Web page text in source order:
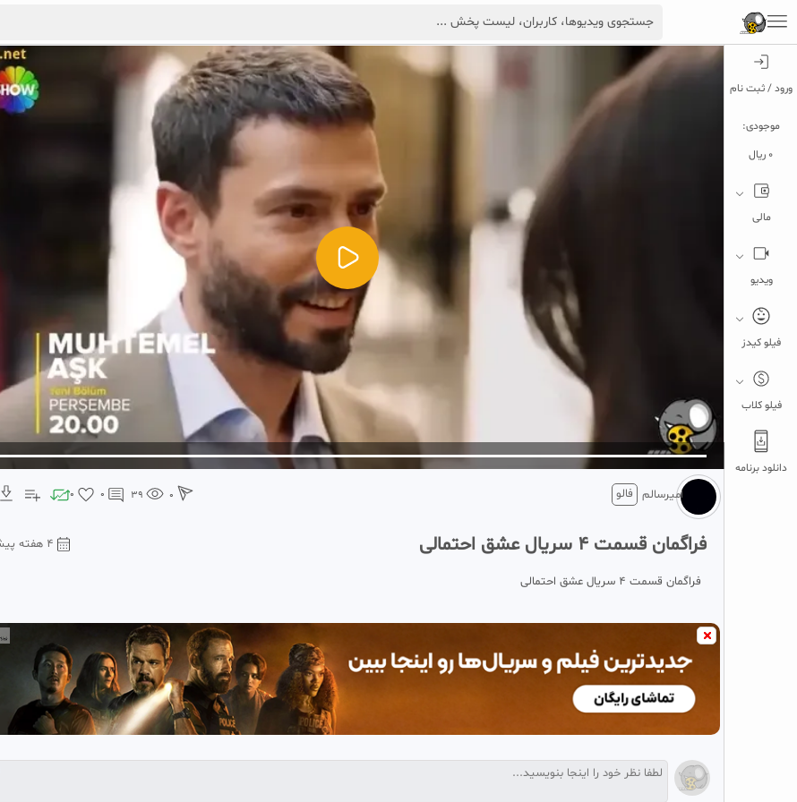
ورود / ثبت نام
موجودی:
0 ریال
مالی
ویدیو
فیلو کیدز
فیلو کلاب
دانلود برنامه
5
تبلیغ 1 از 2
امیرسالم فالو 0 0 39 0
فراگمان قسمت 4 سریال عشق احتمالی ۴ هفته پیش
فراگمان قسمت 4 سریال عشق احتمالی